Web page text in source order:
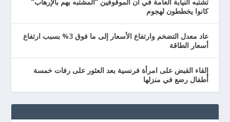
كانوا يخططون لهجوم
عاد معدل التضخم وارتفاع الأسعار إلى ما فوق 3% بسبب ارتفاع
أسعار الطاقة
إلقاء القبض على امرأة فرنسية بعد العثور على رفات خمسة
أطفال رضع في منزلها